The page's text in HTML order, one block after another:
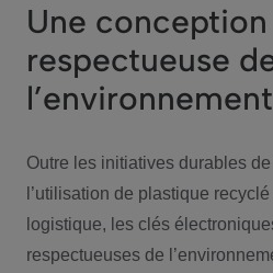
Une conception
respectueuse
l’environnement
Outre les initiatives durables
l’utilisation de plastique
logistique, les clés
respectueuses de